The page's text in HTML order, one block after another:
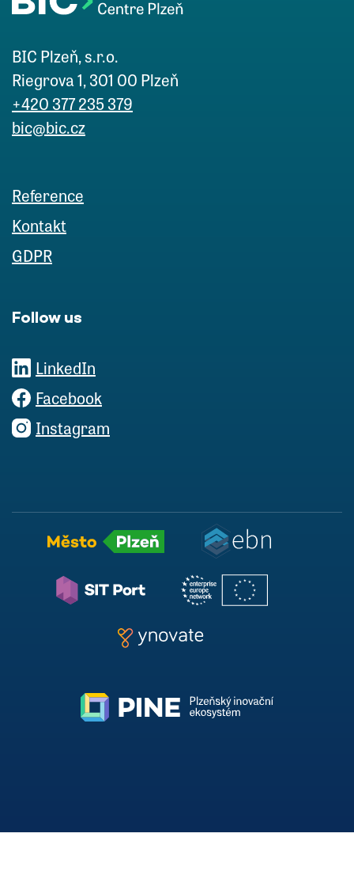
BIC Plzeň, s.r.o.
Riegrova 1, 301 00 Plzeň
+420 377 235 379
bic@bic.cz
Reference
Kontakt
GDPR
Follow us
LinkedIn
Facebook
Instagram